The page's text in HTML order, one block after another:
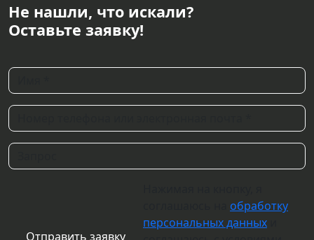
Не нашли, что искали?
Оставьте заявку!
обработку
персональных данных